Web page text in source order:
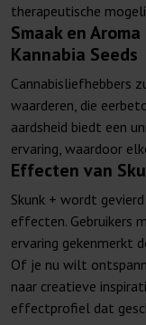
therapeutische
Smaak en
Kannabia Seeds
Cannabisliefhebbers
waarderen, die
aardsheid biedt een
ervaring, waardoor
Effecten van
Skunk + wordt
effecten. Gebruikers
ervaring gekenmerkt
Of je nu wilt
naar creatieve
effectprofiel dat